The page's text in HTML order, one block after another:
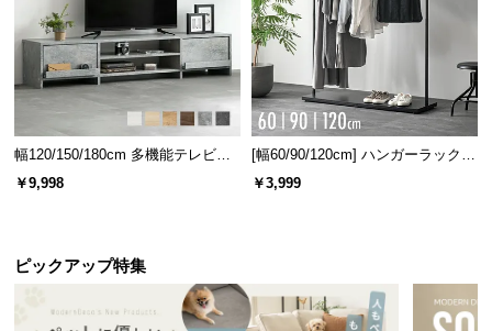
幅130cm デンマーク デザイ
ン ワークデスク
¥17,999
幅65cm デンマーク デザイン
ワークデスク
¥10,998
幅120/150/180cm 多機能テレビボ
ード 木目/石目調 オープン収納・
￥9,998
[幅60/90/120cm] ハンガーラック
スチール 4段階高さ調節 サイドフ
￥3,999
ピックアップ特集